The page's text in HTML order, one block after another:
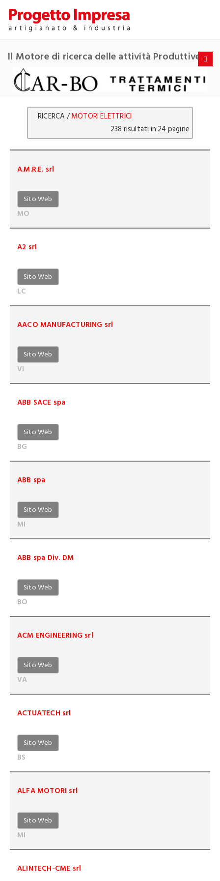
Il Motore di ricerca delle attività Produttive
RICERCA /MOTORI ELETTRICI
238 risultati in 24 pagine
A.M.R.E. srl
Sito Web
MO
A2 srl
Sito Web
LC
AACO MANUFACTURING srl
Sito Web
VI
ABB SACE spa
Sito Web
BG
ABB spa
Sito Web
MI
ABB spa Div. DM
Sito Web
BO
ACM ENGINEERING srl
Sito Web
VA
ACTUATECH srl
Sito Web
BS
ALFA MOTORI srl
Sito Web
MI
ALINTECH-CME srl